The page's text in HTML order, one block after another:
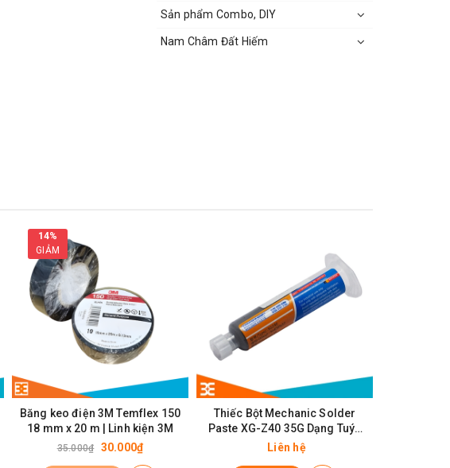
Sản phẩm Combo, DIY
Nam Châm Đất Hiếm
14%
GIẢM
Băng keo điện 3M Temflex 150
18 mm x 20 m | Linh kiện 3M
35.000₫ 30.000₫
Thiếc Bột Mechanic Solder
Paste XG-Z40 35G Dạng Tuýp
Sn63/Pb37
Liên hệ